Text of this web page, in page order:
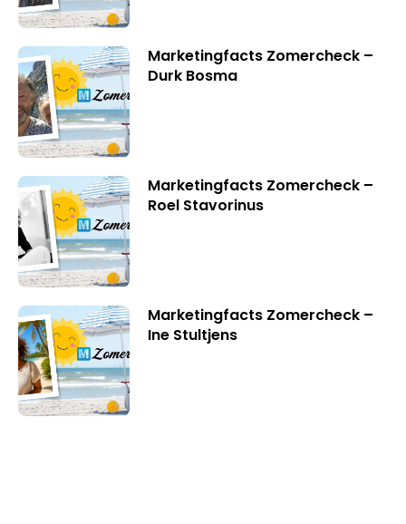
Marketingfacts Zomercheck –
Durk Bosma
Marketingfacts Zomercheck –
Roel Stavorinus
Marketingfacts Zomercheck –
Ine Stultjens